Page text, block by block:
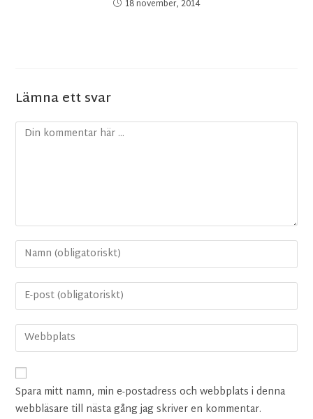
18 november, 2014
Lämna ett svar
Spara mitt namn, min e-postadress och webbplats i denna
webbläsare till nästa gång jag skriver en kommentar.